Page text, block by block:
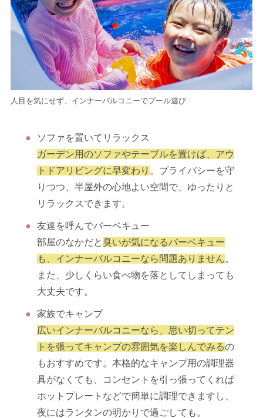
人目を気にせず、インナーバルコニーでプール遊び
ソファを置いてリラックス
ガーデン用のソファやテーブルを置けば、アウ
トドアリビングに早変わり 。プライバシーを守
りつつ、半屋外の心地よい空間で、ゆったりと
リラックスできます。
友達を呼んでバーベキュー
部屋のなかだと臭いが気になるバーベキュー
も、インナーバルコニーなら問題ありません。
また、少しくらい食べ物を落としてしまっても
大丈夫です。
家族でキャンプ
広いインナーバルコニーなら、思い切ってテン
トを張ってキャンプの雰囲気を楽しんでみるの
もおすすめです。本格的なキャンプ用の調理器
具がなくても、コンセントを引っ張ってくれば
ホットプレートなどで簡単に調理できますし、
夜にはランタンの明かりで過ごしても。